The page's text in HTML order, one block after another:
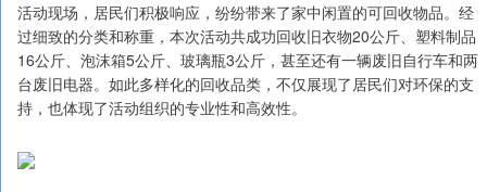
活动现场，居民们积极响应，纷纷带来了家中闲置的可回收物品。经
过细致的分类和称重，本次活动共成功回收旧衣物20公斤、塑料制品
16公斤、泡沫箱5公斤、玻璃瓶3公斤，甚至还有一辆废旧自行车和两
台废旧电器。如此多样化的回收品类，不仅展现了居民们对环保的支
持，也体现了活动组织的专业性和高效性。